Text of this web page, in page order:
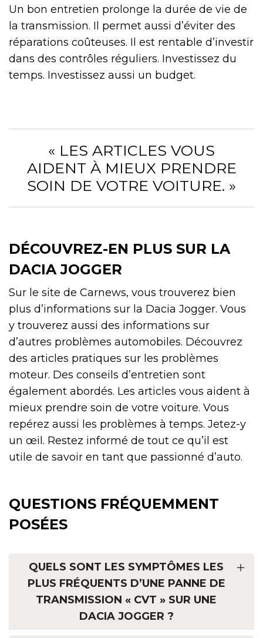
Un bon entretien prolonge la durée de vie de
la transmission. Il permet aussi d’éviter des
réparations coûteuses. Il est rentable d’investir
dans des contrôles réguliers. Investissez du
temps. Investissez aussi un budget.
« LES ARTICLES VOUS
AIDENT À MIEUX PRENDRE
SOIN DE VOTRE VOITURE. »
DÉCOUVREZ-EN PLUS SUR LA
DACIA JOGGER
Sur le site de Carnews, vous trouverez bien
plus d’informations sur la Dacia Jogger. Vous
y trouverez aussi des informations sur
d’autres problèmes automobiles. Découvrez
des articles pratiques sur les problèmes
moteur. Des conseils d’entretien sont
également abordés. Les articles vous aident à
mieux prendre soin de votre voiture. Vous
repérez aussi les problèmes à temps. Jetez-y
un œil. Restez informé de tout ce qu’il est
utile de savoir en tant que passionné d’auto.
QUESTIONS FRÉQUEMMENT
POSÉES
QUELS SONT LES SYMPTÔMES LES
PLUS FRÉQUENTS D’UNE PANNE DE
TRANSMISSION « CVT » SUR UNE
DACIA JOGGER ?